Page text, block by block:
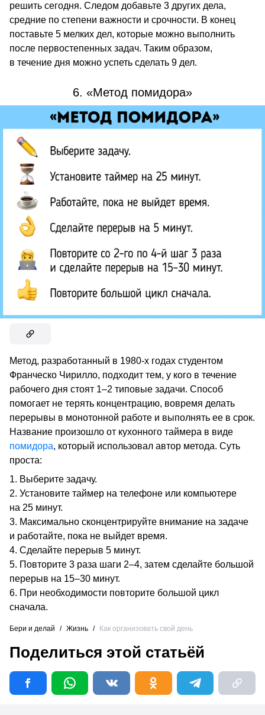
решить сегодня. Следом добавьте 3 других дела,
средние по степени важности и срочности. В конец
поставьте 5 мелких дел, которые можно выполнить
после первостепенных задач. Таким образом,
в течение дня можно успеть сделать 9 дел.
6. «Метод помидора»
Метод, разработанный в 1980-х годах студентом
Франческо Чирилло, подходит тем, у кого в течение
рабочего дня стоят 1–2 типовые задачи. Способ
помогает не терять концентрацию, вовремя делать
перерывы в монотонной работе и выполнять ее в срок.
Название произошло от кухонного таймера в виде
помидора, который использовал автор метода. Суть
проста:
Выберите задачу.
Установите таймер на телефоне или компьютере
на 25 минут.
Максимально сконцентрируйте внимание на задаче
и работайте, пока не выйдет время.
Сделайте перерыв 5 минут.
Повторите 3 раза шаги 2–4, затем сделайте большой
перерыв на 15–30 минут.
При необходимости повторите большой цикл
сначала.
Бери и делай / Жизнь / Как организовать свой день
Поделиться этой статьёй